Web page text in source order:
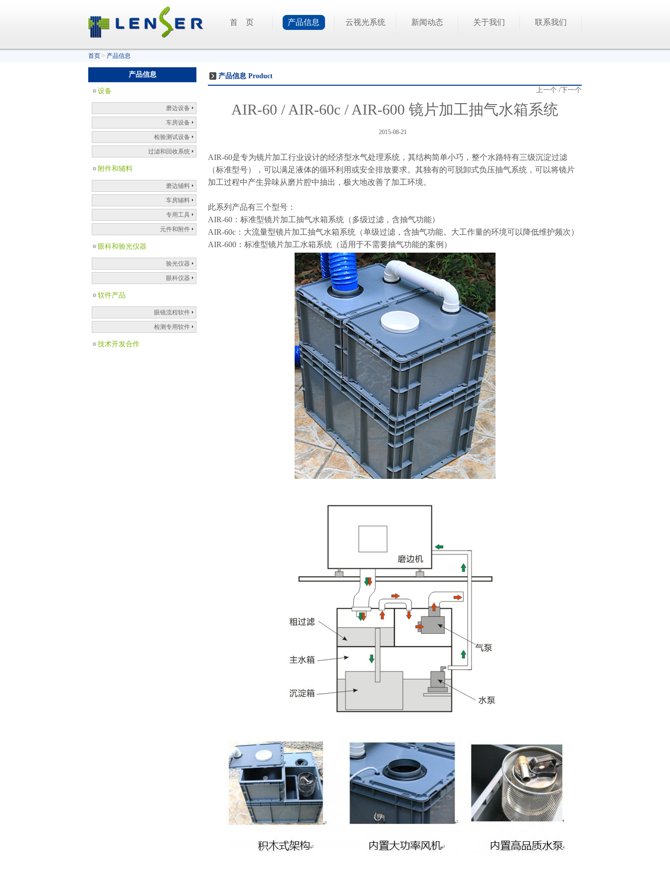
首 页 产品信息 云视光系统 新闻动态 关于我们 联系我们
首页 > 产品信息
产品信息
设备
磨边设备
车房设备
检验测试设备
过滤和回收系统
附件和辅料
磨边辅料
车房辅料
专用工具
元件和附件
眼科和验光仪器
验光仪器
眼科仪器
软件产品
眼镜流程软件
检测专用软件
技术开发合作
产品信息 Product
上一个 /下一个
AIR-60 / AIR-60c / AIR-600 镜片加工抽气水箱系统
2015-08-21
AIR-60是专为镜片加工行业设计的经济型水气处理系统，其结构简单小巧，整个水路特有三级沉淀过滤
（标准型号），可以满足液体的循环利用或安全排放要求。其独有的可脱卸式负压抽气系统，可以将镜片
加工过程中产生异味从磨片腔中抽出，极大地改善了加工环境。
此系列产品有三个型号：
AIR-60：标准型镜片加工抽气水箱系统（多级过滤，含抽气功能）
AIR-60c：大流量型镜片加工抽气水箱系统（单级过滤，含抽气功能。大工作量的环境可以降低维护频次）
AIR-600：标准型镜片加工水箱系统（适用于不需要抽气功能的案例）